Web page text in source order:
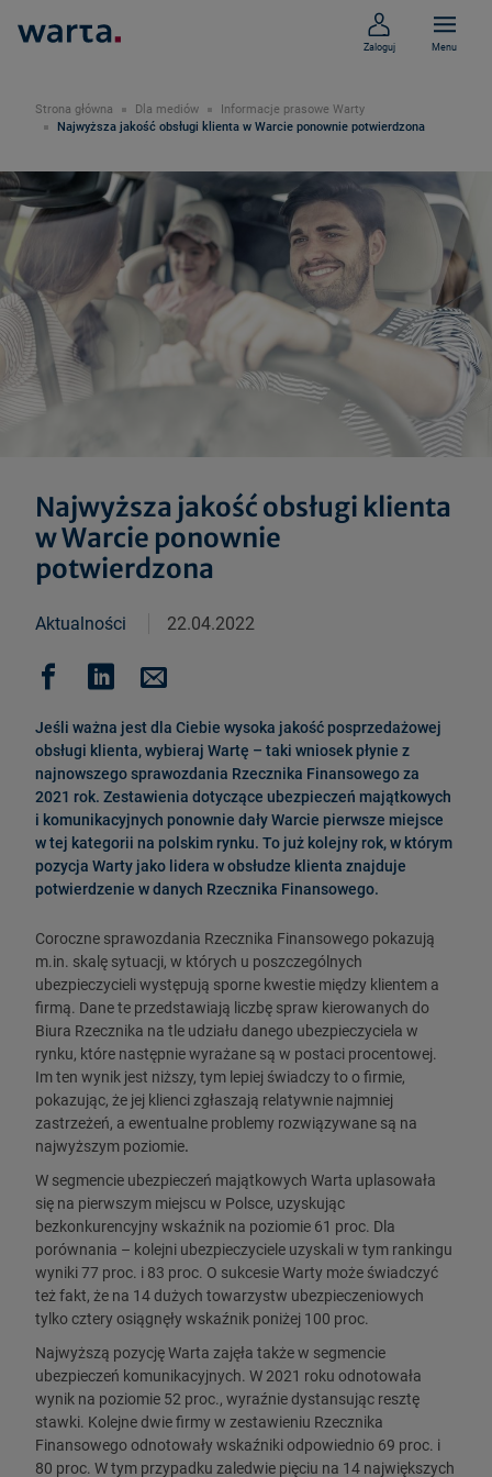
Zaloguj Menu
Strona główna Dla mediów
Informacje prasowe Warty
Najwyższa jakość obsługi klienta w Warcie ponownie potwierdzona
Aktualności 22.04.2022
Najwyższa jakość obsługi klienta
w Warcie ponownie
potwierdzona
Jeśli ważna jest dla Ciebie wysoka jakość posprzedażowej
obsługi klienta, wybieraj Wartę – taki wniosek płynie z
najnowszego sprawozdania Rzecznika Finansowego za
2021 rok. Zestawienia dotyczące ubezpieczeń majątkowych
i komunikacyjnych ponownie dały Warcie pierwsze miejsce
w tej kategorii na polskim rynku. To już kolejny rok, w którym
pozycja Warty jako lidera w obsłudze klienta znajduje
potwierdzenie w danych Rzecznika Finansowego.
Coroczne sprawozdania Rzecznika Finansowego pokazują
m.in. skalę sytuacji, w których u poszczególnych
ubezpieczycieli występują sporne kwestie między klientem a
firmą. Dane te przedstawiają liczbę spraw kierowanych do
Biura Rzecznika na tle udziału danego ubezpieczyciela w
rynku, które następnie wyrażane są w postaci procentowej.
Im ten wynik jest niższy, tym lepiej świadczy to o firmie,
pokazując, że jej klienci zgłaszają relatywnie najmniej
zastrzeżeń, a ewentualne problemy rozwiązywane są na
najwyższym poziomie.
W segmencie ubezpieczeń majątkowych Warta uplasowała
się na pierwszym miejscu w Polsce, uzyskując
bezkonkurencyjny wskaźnik na poziomie 61 proc. Dla
porównania – kolejni ubezpieczyciele uzyskali w tym rankingu
wyniki 77 proc. i 83 proc. O sukcesie Warty może świadczyć
też fakt, że na 14 dużych towarzystw ubezpieczeniowych
tylko cztery osiągnęły wskaźnik poniżej 100 proc.
Najwyższą pozycję Warta zajęła także w segmencie
ubezpieczeń komunikacyjnych. W 2021 roku odnotowała
wynik na poziomie 52 proc., wyraźnie dystansując resztę
stawki. Kolejne dwie firmy w zestawieniu Rzecznika
Finansowego odnotowały wskaźniki odpowiednio 69 proc. i
80 proc. W tym przypadku zaledwie pięciu na 14 największych